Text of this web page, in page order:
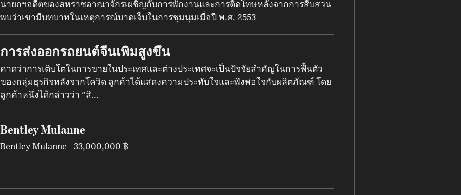
นายกฯอดีตของสหราชอาณาจักรเผชิญกับการพักงานและการติดโทษหลังจากการสืบสวน
พบว่าเขามีบทบาทในเหตุการณ์บาดเจ็บในการชุมนุมเมื่อปี พ.ศ. 2553
การส่งออกรถยนต์จีนเพิ่มสูงขึ้น
คาดว่าการเติบโตในการขายในประเทศและต่างประเทศจะเป็นปัจจัยสำคัญในการฟื้นตัว
ของกลุ่มธุรกิจหลังจากโควิด ลูกค้าได้แสดงความประทับใจและพึงพอใจกับผลิตภัณฑ์ โดย
ลูกค้าหนึ่งได้กล่าวว่า "สิ...
Bentley Mulanne
Bentley Mulanne - 33,000,000 ฿